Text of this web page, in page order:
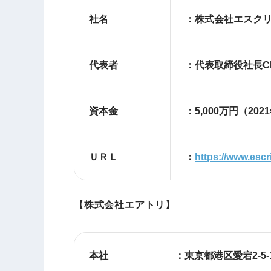
社名 ：株式会社エスク
代表者 ：代表取締役社
資本金 ：5,000万円（
ＵＲＬ ： https://
【株式会社エアトリ】
本社 ：東京都港区